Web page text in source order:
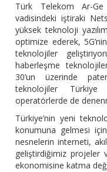
Türk Telekom Ar-
vadisindeki iştiraki
yüksek teknoloji
optimize ederek,
teknolojiler
haberleşme
30’un üzerinde
teknolojiler
operatörlerde de
Türkiye’nin yeni
konumuna gelmesi
nesnelerin interneti,
geliştirdiğimiz projeler
ekonomisine katma